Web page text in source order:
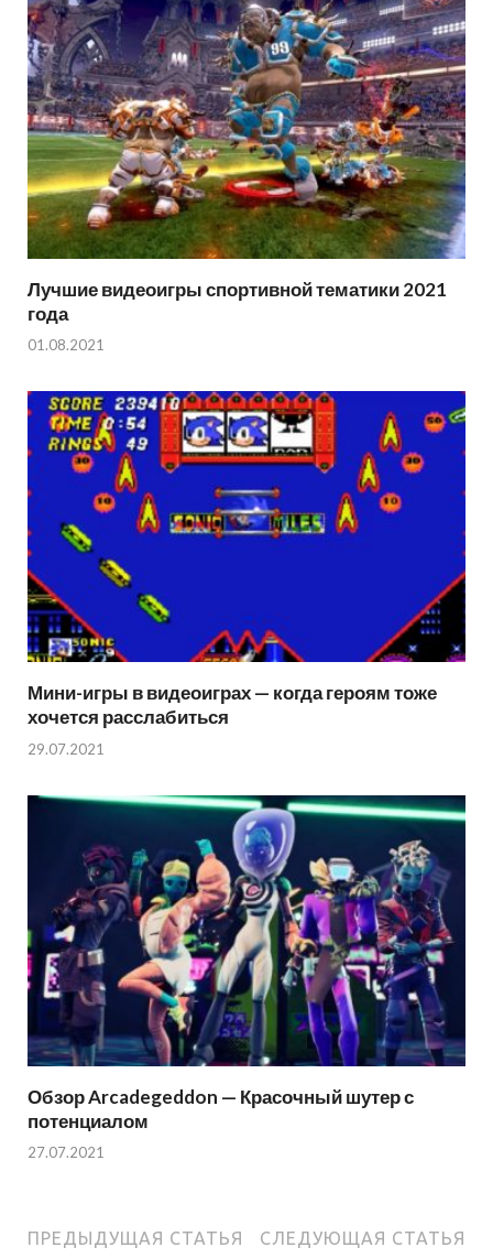
Лучшие видеоигры спортивной тематики 2021
года
01.08.2021
Мини-игры в видеоиграх — когда героям тоже
хочется расслабиться
29.07.2021
Обзор Arcadegeddon — Красочный шутер с
потенциалом
27.07.2021
ПРЕДЫДУЩАЯ СТАТЬЯ СЛЕДУЮЩАЯ СТАТЬЯ